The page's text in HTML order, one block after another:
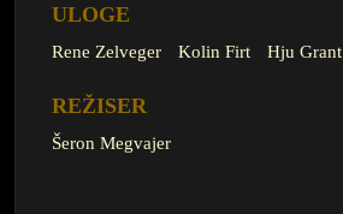
ULOGE
Rene Zelveger Kolin Firt Hju Grant
REŽISER
Šeron Megvajer